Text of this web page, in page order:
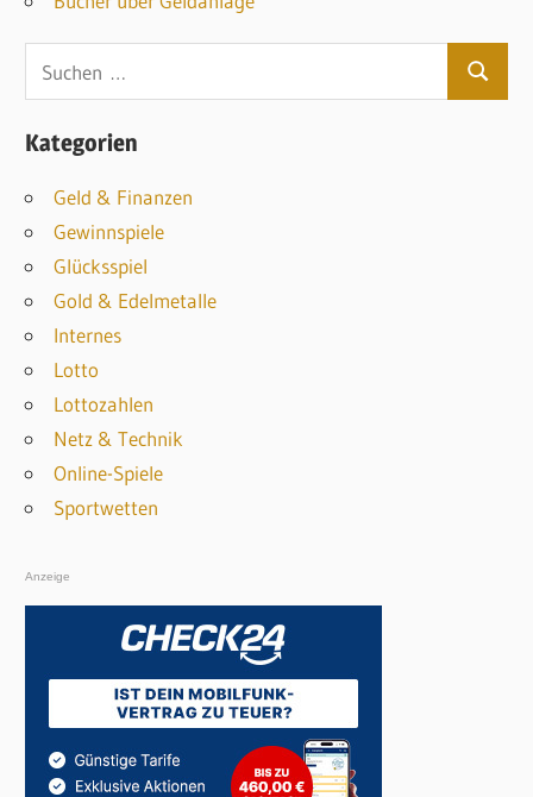
u
c
e
n
n
a
c
h
:
Kategorien
Geld & Finanzen
Gewinnspiele
Glücksspiel
Gold & Edelmetalle
Internes
Lotto
Lottozahlen
Netz & Technik
Online-Spiele
Sportwetten
Anzeige